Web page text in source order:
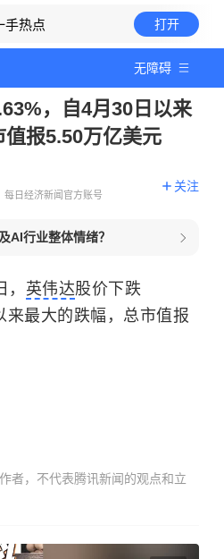
手热点 打开
无障碍
，自4月30日以来
报5.50万亿美元
每日经济新闻官方账号
关注
AI行业整体情绪？
英伟达股价下跌
来最大的跌幅，总市值报
者，不代表腾讯新闻的观点和立